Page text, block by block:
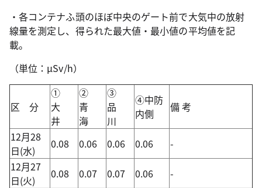
・各コンテナふ頭のほぼ中央のゲート前で大気中の放射
線量を測定し、得られた最大値・最小値の平均値を記
載。
（単位：μSv/h）
区 分
①
大
井
②
青
海
③
品
川
④中防
内側
備 考
12月28
日(水)
0.08 0.06 0.06 0.06
-
12月27
日(火)
0.08 0.07 0.07 0.06
-